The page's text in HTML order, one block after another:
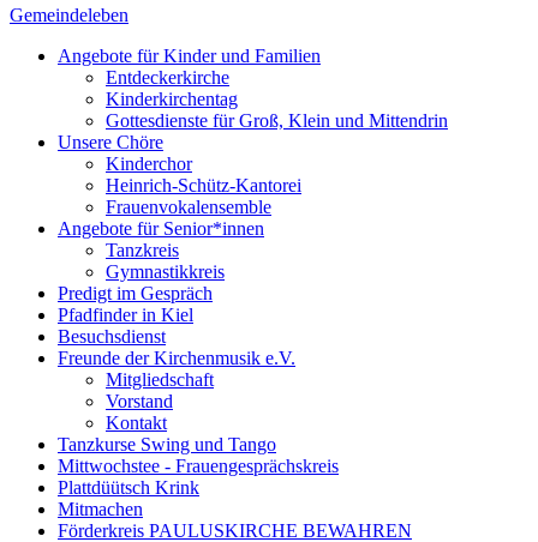
Gemeindeleben
Angebote für Kinder und Familien
Entdeckerkirche
Kinderkirchentag
Gottesdienste für Groß, Klein und Mittendrin
Unsere Chöre
Kinderchor
Heinrich-Schütz-Kantorei
Frauenvokalensemble
Angebote für Senior*innen
Tanzkreis
Gymnastikkreis
Predigt im Gespräch
Pfadfinder in Kiel
Besuchsdienst
Freunde der Kirchenmusik e.V.
Mitgliedschaft
Vorstand
Kontakt
Tanzkurse Swing und Tango
Mittwochstee - Frauengesprächskreis
Plattdüütsch Krink
Mitmachen
Förderkreis PAULUSKIRCHE BEWAHREN